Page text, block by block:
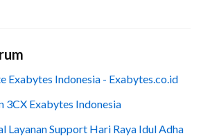
Exabytes Indonesia - Exabytes.co.id
3CX Exabytes Indonesia
Layanan Support Hari Raya Idul Adha